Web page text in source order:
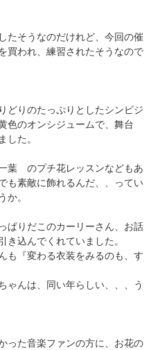
たそうなのだけれど、今回の催
買われ、練習されたそうなので
どりのたっぷりとしたシンビジ
色のオンシジュームで、舞台
した。
葉 のプチ花レッスンなどもあ
も素敵に飾れるんだ、、ってい
か。
ぱりだこのカーリーさん、お話
き込んでくれていました。
も『変わる衣装をみるのも、す
ゃんは、同い年らしい、、、う
った音楽ファンの方に、お花の